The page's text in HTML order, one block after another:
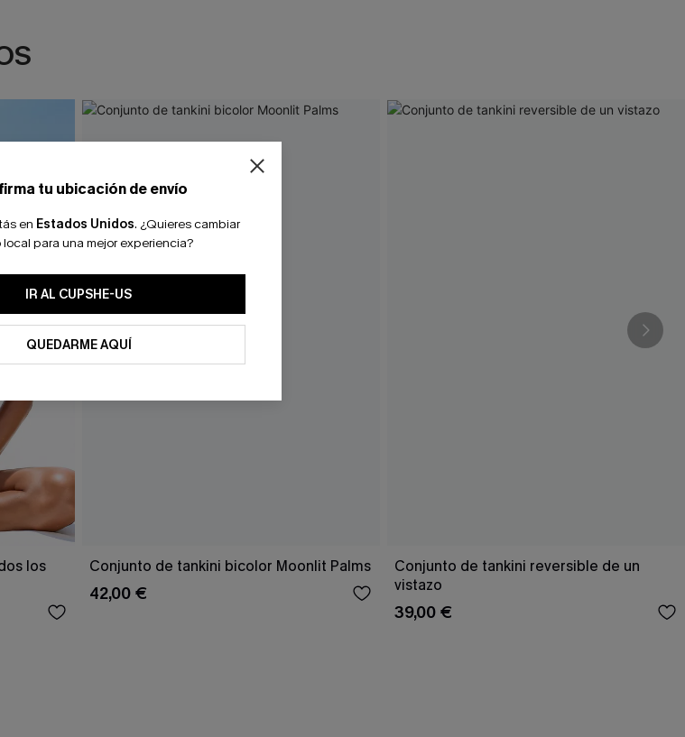
los
Conjunto de tankini bicolor Moonlit Palms
42,00 €
Conjunto de tankini reversible de un
vistazo
39,00 €
tu ubicación de envío
en Estados Unidos. ¿Quieres cambiar
local para una mejor experiencia?
IR AL CUPSHE-US
QUEDARME AQUÍ